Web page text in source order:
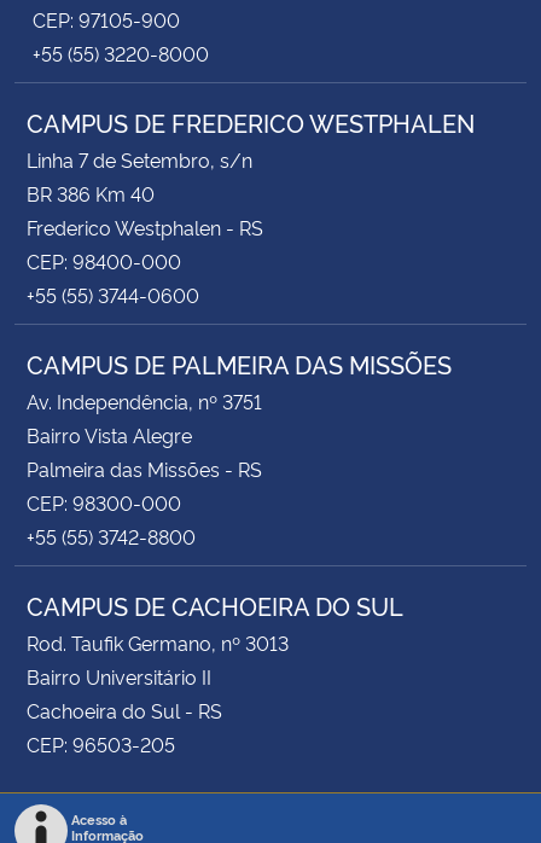
CEP: 97105-900
+55 (55) 3220-8000
CAMPUS DE FREDERICO WESTPHALEN
Linha 7 de Setembro, s/n
BR 386 Km 40
Frederico Westphalen - RS
CEP: 98400-000
+55 (55) 3744-0600
CAMPUS DE PALMEIRA DAS MISSÕES
Av. Independência, nº 3751
Bairro Vista Alegre
Palmeira das Missões - RS
CEP: 98300-000
+55 (55) 3742-8800
CAMPUS DE CACHOEIRA DO SUL
Rod. Taufik Germano, nº 3013
Bairro Universitário II
Cachoeira do Sul - RS
CEP: 96503-205
Acesso à
Informação